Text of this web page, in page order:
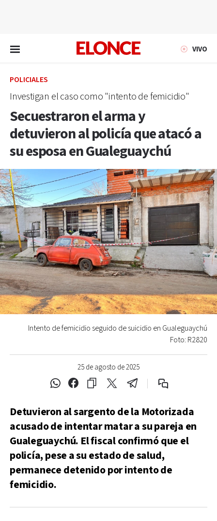
VIVO
POLICIALES
Investigan el caso como "intento de femicidio"
Secuestraron el arma y
detuvieron al policía que atacó a
su esposa en Gualeguaychú
25 de agosto de 2025
Intento de femicidio seguido de suicidio en Gualeguaychú
Foto: R2820
Detuvieron al sargento de la Motorizada
acusado de intentar matar a su pareja en
Gualeguaychú. El fiscal confirmó que el
policía, pese a su estado de salud,
permanece detenido por intento de
femicidio.